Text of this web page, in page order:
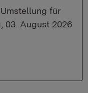
für
03. August 2026